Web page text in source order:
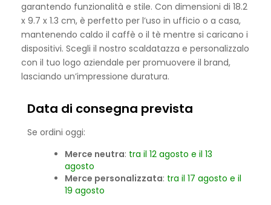
garantendo funzionalità e stile. Con dimensioni di 18.2
x 9.7 x 1.3 cm, è perfetto per l’uso in ufficio o a casa,
mantenendo caldo il caffè o il tè mentre si caricano i
dispositivi. Scegli il nostro scaldatazza e personalizzalo
con il tuo logo aziendale per promuovere il brand,
lasciando un’impressione duratura.
Data di consegna prevista
Se ordini oggi:
Merce neutra: tra il 12 agosto e il 13
agosto
Merce personalizzata: tra il 17 agosto e il
19 agosto